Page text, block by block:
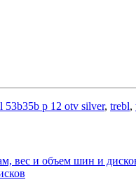
53b35b p 12 otv silver, trebl,
вес и объем шин и